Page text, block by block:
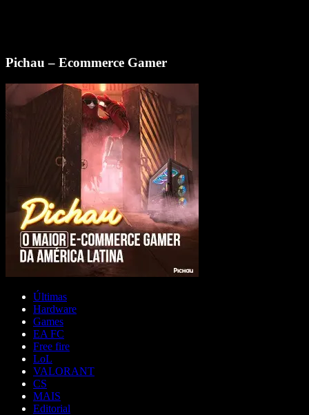
Pichau – Ecommerce Gamer
Últimas
Hardware
Games
EA FC
Free fire
LoL
VALORANT
CS
MAIS
Editorial